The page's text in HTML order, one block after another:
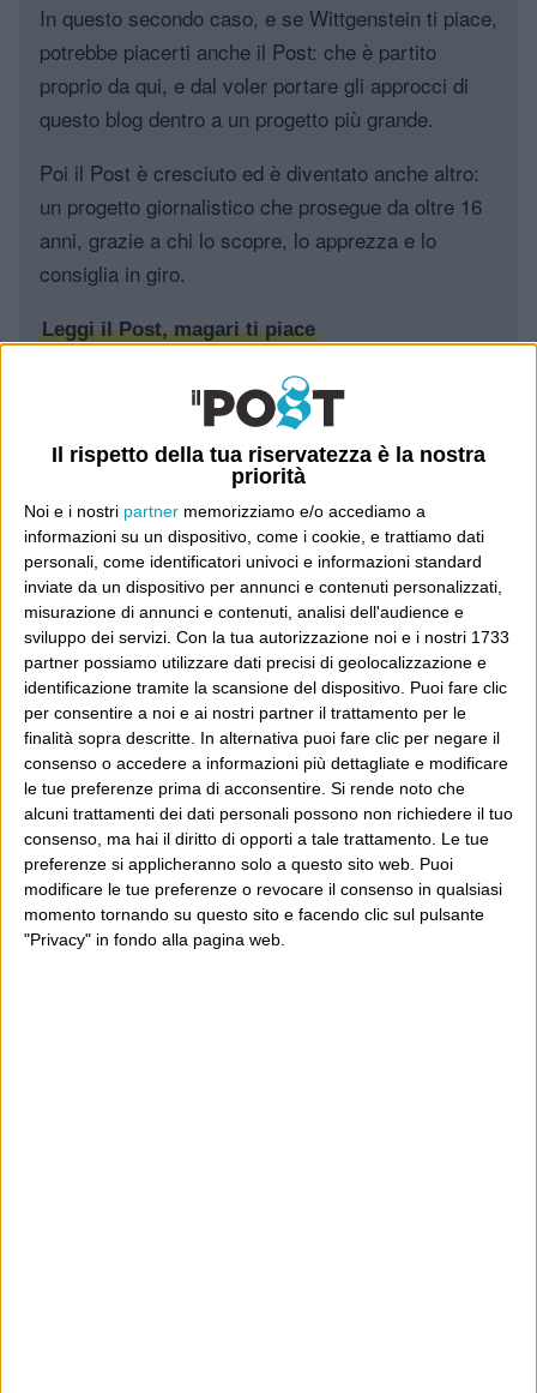
Il rispetto della tua riservatezza è la nostra
priorità
Noi e i nostri partner memorizziamo e/o accediamo a
informazioni su un dispositivo, come i cookie, e trattiamo dati
personali, come identificatori univoci e informazioni standard
inviate da un dispositivo per annunci e contenuti personalizzati,
misurazione di annunci e contenuti, analisi dell'audience e
sviluppo dei servizi. Con la tua autorizzazione noi e i nostri 1733
partner possiamo utilizzare dati precisi di geolocalizzazione e
identificazione tramite la scansione del dispositivo. Puoi fare clic
per consentire a noi e ai nostri partner il trattamento per le
finalità sopra descritte. In alternativa puoi fare clic per negare il
consenso o accedere a informazioni più dettagliate e modificare
le tue preferenze prima di acconsentire. Si rende noto che
alcuni trattamenti dei dati personali possono non richiedere il tuo
consenso, ma hai il diritto di opporti a tale trattamento. Le tue
preferenze si applicheranno solo a questo sito web. Puoi
modificare le tue preferenze o revocare il consenso in qualsiasi
momento tornando su questo sito e facendo clic sul pulsante
"Privacy" in fondo alla pagina web.
In questo secondo caso, e se Wittgenstein ti piace,
potrebbe piacerti anche il Post: che è partito
proprio da qui, e dal voler portare gli approcci di
questo blog dentro a un progetto più grande.
Poi il Post è cresciuto ed è diventato anche altro:
un progetto giornalistico che prosegue da oltre 16
anni, grazie a chi lo scopre, lo apprezza e lo
consiglia in giro.
Leggi il Post, magari ti piace
Wittgenstein
POST PRECEDENTE
La T-shirt da 275 dollari
POST SUCCESSIVO
“Noi siamo i buoni, cerchiamo di
dimostrarlo”
E per i regali di Natale